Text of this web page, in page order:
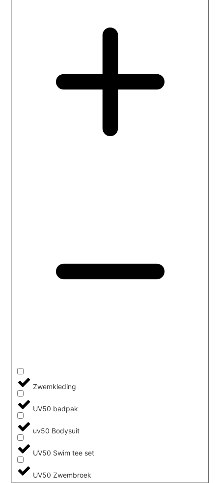
Zwemkleding
UV50 badpak
uv50 Bodysuit
UV50 Swim tee set
UV50 Zwembroek